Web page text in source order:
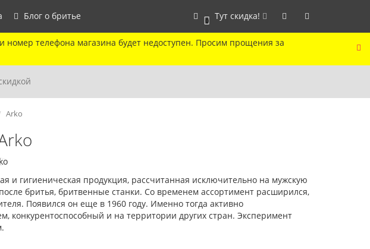
номер телефона магазина будет недоступен. Просим прощения за
Блог о бритье 0 Тут скидка!
Arko
и гигиеническая продукция, рассчитанная исключительно на мужскую
бритья, бритвенные станки. Со временем ассортимент расширился,
Появился он еще в 1960 году. Именно тогда активно
и на территории других стран. Эксперимент